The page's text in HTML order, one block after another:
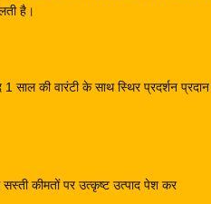
है।
1 साल की वारंटी के साथ स्थिर प्रदर्शन
सस्ती कीमतों पर उत्कृष्ट उत्पाद पेश कर